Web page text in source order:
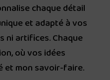
chaque détail
et adapté à vos
ni artifices. Chaque
où vos idées
et mon savoir-faire.